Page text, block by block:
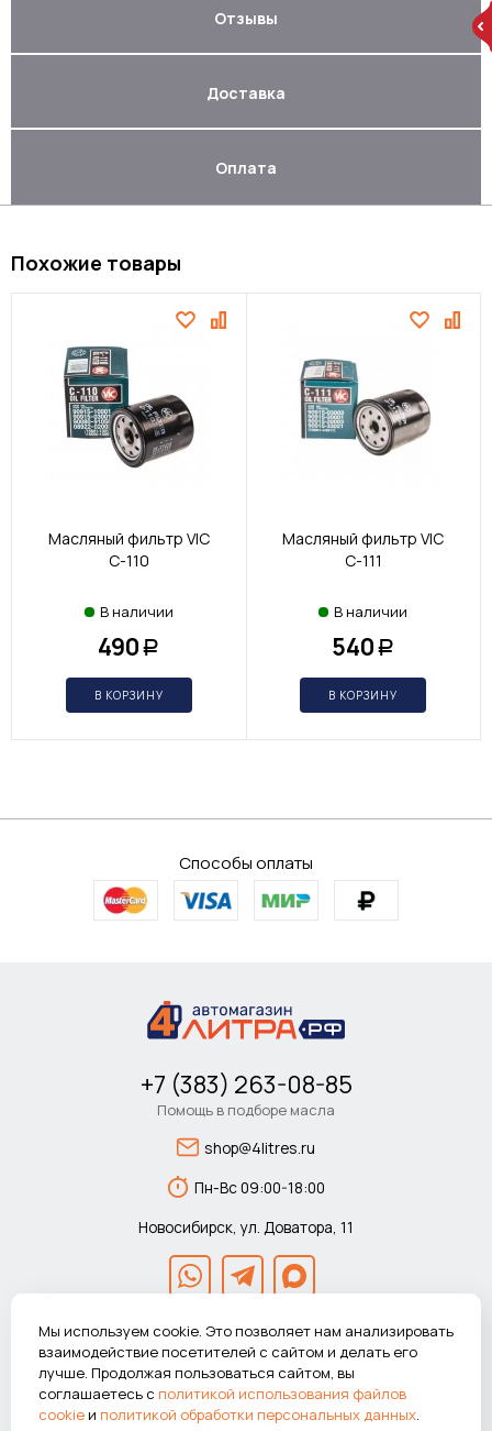
Отзывы
Доставка
Оплата
Похожие товары
Масляный фильтр VIC
C-110
В наличии
490 Р
В КОРЗИНУ
Масляный фильтр VIC
C-111
В наличии
540 Р
В КОРЗИНУ
Способы оплаты
+7 (383) 263-08-85
Помощь в подборе масла
shop@4litres.ru
Пн-Вс 09:00-18:00
Новосибирск, ул. Доватора, 11
© 2026 Автомагазин 4литра.рф Все права защищены.
ВНИМАНИЕ! Указанные цены действуют только при покупке в
Мы используем cookie. Это позволяет нам анализировать
взаимодействие посетителей с сайтом и делать его
лучше. Продолжая пользоваться сайтом, вы
соглашаетесь с политикой использования файлов
cookieи политикой обработки персональных данных.